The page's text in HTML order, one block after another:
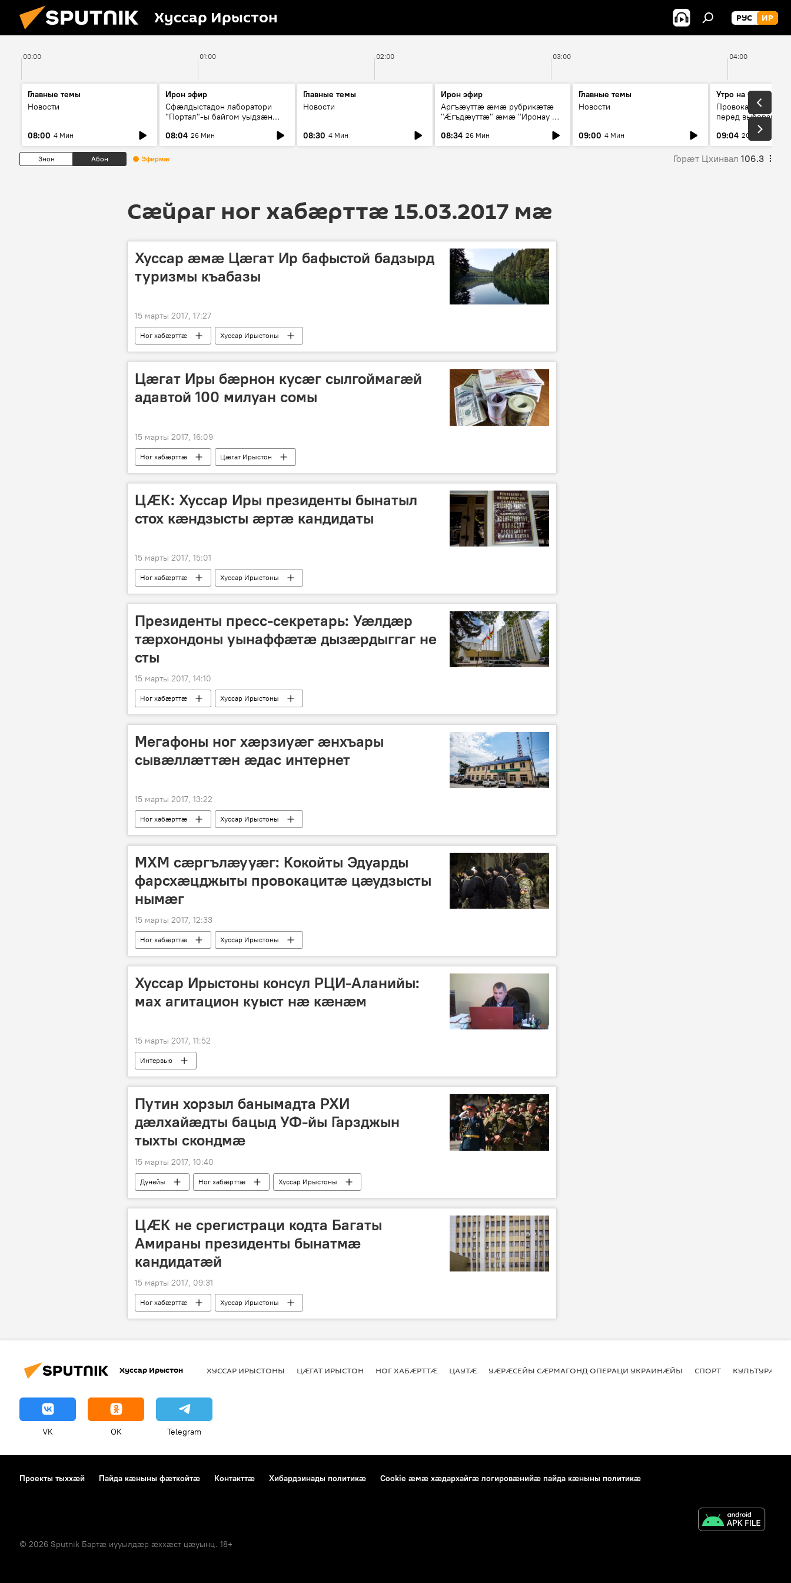
Хуссар Ирыстон РУС ИР
00:00 01:00 02:00 03:00 04:00
Главные темы
Новости
08:00 4 Мин
Ирон эфир
Сфæлдыстадон лаборатори
"Портал"-ы байгом уыдзæн
Æхсары куыстыты равдыст
08:04 26 Мин
Главные темы
Новости
08:30 4 Мин
Ирон эфир
Аргъæуттæ æмæ рубрикæтæ
"Æгъдæуттæ" æмæ "Иронау æй
08:34 26 Мин
Главные темы
Новости
09:00 4 Мин
Утро на Спутнике
Провокации со
перед выборами в
09:04 20 Мин
Знон Абон Эфирмæ Горӕт Цхинвал 106.3
Сӕйраг ног хабӕрттӕ 15.03.2017 мӕ
Хуссар ӕмӕ Цӕгат Ир бафыстой бадзырд
туризмы къабазы
15 марты 2017, 17:27
Ног хабӕрттӕ Хуссар Ирыстоны
Цӕгат Иры бæрнон кусæг сылгоймагæй
адавтой 100 милуан сомы
15 марты 2017, 16:09
Ног хабӕрттӕ Цӕгат Ирыстон
ЦӔК: Хуссар Иры президенты бынатыл
стох кӕндзысты ӕртӕ кандидаты
15 марты 2017, 15:01
Ног хабӕрттӕ Хуссар Ирыстоны
Президенты пресс-секретарь: Уӕлдӕр
тӕрхондоны уынаффӕтӕ дызӕрдыггаг не
сты
15 марты 2017, 14:10
Ног хабӕрттӕ Хуссар Ирыстоны
Мегафоны ног хæрзиуæг æнхъары
сывæллæттæн æдас интернет
15 марты 2017, 13:22
Ног хабӕрттӕ Хуссар Ирыстоны
МХМ сӕргълӕууӕг: Кокойты Эдуарды
фарсхӕцджыты провокацитӕ цӕудзысты
нымӕг
15 марты 2017, 12:33
Ног хабӕрттӕ Хуссар Ирыстоны
Хуссар Ирыстоны консул РЦИ-Аланийы:
мах агитацион куыст нӕ кӕнӕм
15 марты 2017, 11:52
Интервью
Путин хорзыл банымадта РХИ
дӕлхайӕдты бацыд УФ-йы Гарзджын
тыхты скондмӕ
15 марты 2017, 10:40
Дунейы Ног хабӕрттӕ Хуссар Ирыстоны
ЦӔК не срегистраци кодта Багаты
Амираны президенты бынатмæ
кандидатæй
15 марты 2017, 09:31
Ног хабӕрттӕ Хуссар Ирыстоны
Хуссар Ирыстон ХУССАР ИРЫСТОНЫ ЦӔГАТ ИРЫСТОН НОГ ХАБӔРТТӔ ЦАУТӔ УӔРӔСЕЙЫ СӔРМАГОНД ОПЕРАЦИ УКРАИНӔЙЫ СПОРТ КУЛЬТУРӔ
VK OK Telegram
Проекты тыххӕй Пайда кӕныны фӕткойтӕ Контакттӕ Хибардзинады политикæ Cookie æмæ хæдархайгæ логировæнийæ пайда кæныны политикæ
© 2026 Sputnik Бартӕ иууылдӕр ӕххӕст цӕуынц. 18+